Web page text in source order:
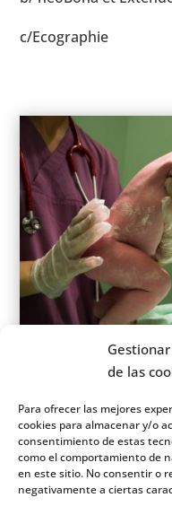
de las
Para ofrecer las mejores
cookies para almacenar y/o
consentimiento de estas
como el comportamiento de
en este sitio. No consentir o
negativamente a ciertas
c/Ecographie
aspects et décidera
tests de diagnostic